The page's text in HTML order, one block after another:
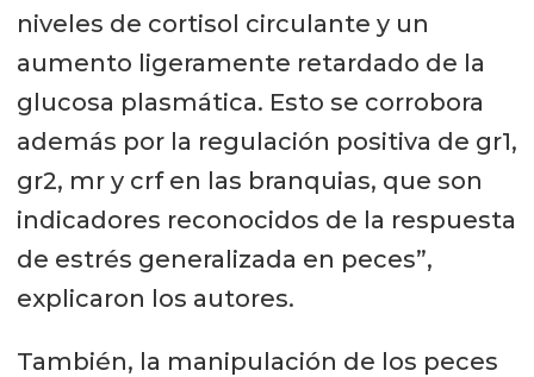
niveles de cortisol circulante y un
aumento ligeramente retardado de la
glucosa plasmática. Esto se corrobora
además por la regulación positiva de gr1,
gr2, mr y crf en las branquias, que son
indicadores reconocidos de la respuesta
de estrés generalizada en peces”,
explicaron los autores.
También, la manipulación de los peces